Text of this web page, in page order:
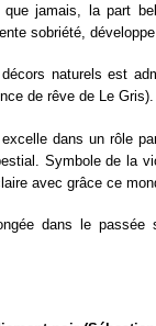
jamais, la part
sobriété,
naturels est
de rêve de Le Gris).
dans un rôle
Symbole de la
avec grâce ce
dans le passée